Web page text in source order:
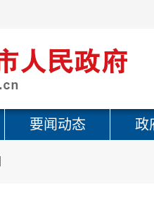
要闻动态 政